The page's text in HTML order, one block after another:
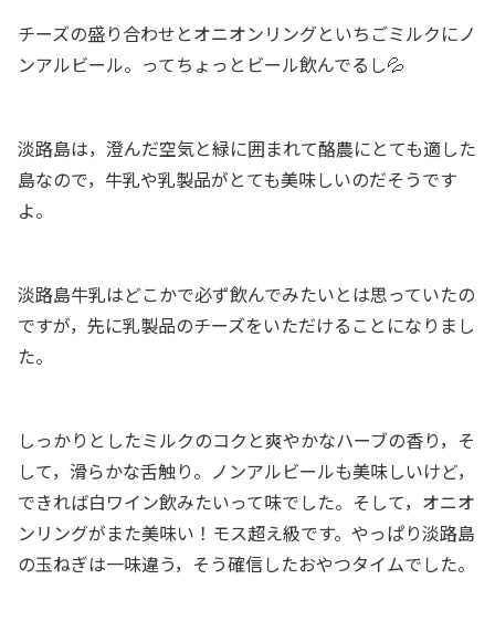
チーズの盛り合わせとオニオンリングといちごミルクにノ
ンアルビール。ってちょっとビール飲んでるし💦
淡路島は，澄んだ空気と緑に囲まれて酪農にとても適した
島なので，牛乳や乳製品がとても美味しいのだそうです
よ。
淡路島牛乳はどこかで必ず飲んでみたいとは思っていたの
ですが，先に乳製品のチーズをいただけることになりまし
た。
しっかりとしたミルクのコクと爽やかなハーブの香り，そ
して，滑らかな舌触り。ノンアルビールも美味しいけど，
できれば白ワイン飲みたいって味でした。そして，オニオ
ンリングがまた美味い！モス超え級です。やっぱり淡路島
の玉ねぎは一味違う，そう確信したおやつタイムでした。